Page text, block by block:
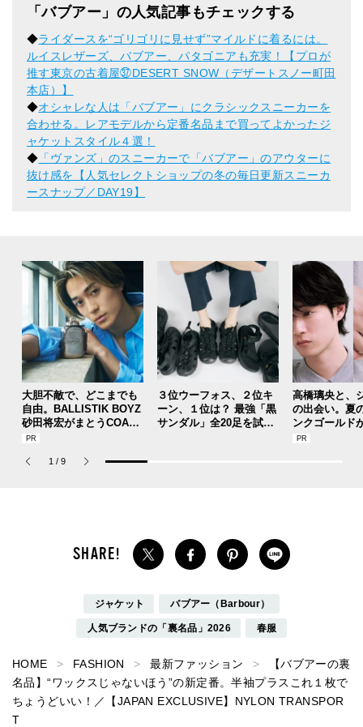
「バブアー」の人気記事もチェックする
◆ライダースを“ゴリゴリに見せず”マイルドに着るには。
ルイスレザーズ、バブアー、パタゴニアも充実！【プロが
推す東京の古着屋㊲DESERT SNOW（デザートスノー町田
本店）】
◆オシャレな人は「バブアー」にクラシックスニーカーを
合わせる。レアモデルから定番名品まで買ってよかったジ
ャケットスタイル４選！
◆ 「ヴァンズ」のスニーカーで「バブアー」のアウターに
抜け感を【人気セレクトショップの冬の毎日更新スニーカ
ースナップ／DAY19】
大胆不敵で、どこまでも
自由。BALLISTIK BOYZ
砂田将宏がまとうCOACH
の新作フレグランス「コ
パルファム」
３位ウーフォス、２位キ
ーン、１位は？ 最強「黒
サンダル」全20足を試着
高橋璃央と、
の出会い。夏
ンクゴールド
SUMMER
1 / 9
ジャケット バブアー（Barbour）
人気ブランドの「裏名品」2026 春服
HOME FASHION 最新ファッション
【バブアーの裏
名品】“ワックスじゃないほう”の新定番。半袖プラスこれ１枚で
ちょうどいい！／【JAPAN EXCLUSIVE】NYLON TRANSPOR
T